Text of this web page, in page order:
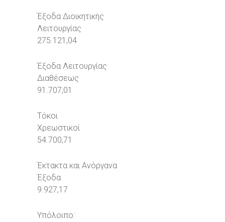
Έξοδα Διοικητικής
Λειτουργίας
275.121,04
Έξοδα Λειτουργίας
Διαθέσεως
91.707,01
Τόκοι
Χρεωστικοί
54.700,71
Έκτακτα και Ανόργανα
Έξοδα
9.927,17